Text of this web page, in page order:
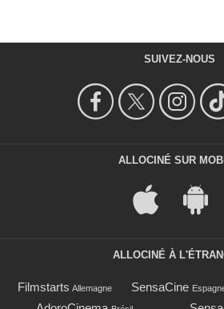
SUIVEZ-NOUS
ALLOCINÉ SUR
ALLOCINÉ À
Filmstarts Allemagne SensaCine